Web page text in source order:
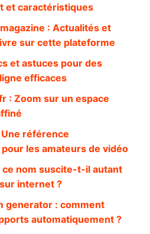
et caractéristiques
: Actualités et
sur cette plateforme
et astuces pour des
efficaces
: Zoom sur un espace
référence
les amateurs de vidéo
ce nom suscite-t-il autant
internet ?
generator : comment
automatiquement ?